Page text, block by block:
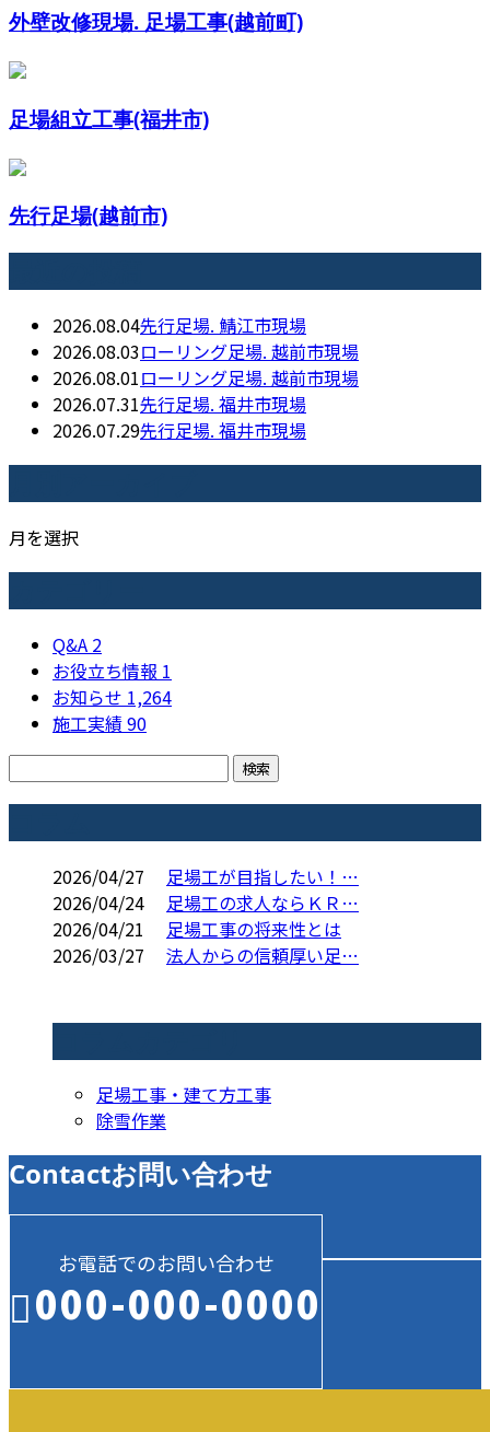
外壁改修現場. 足場工事(越前町)
足場組立工事(福井市)
先行足場(越前市)
2026.08.04先行足場. 鯖江市現場
2026.08.03ローリング足場. 越前市現場
2026.08.01ローリング足場. 越前市現場
2026.07.31先行足場. 福井市現場
2026.07.29先行足場. 福井市現場
月を選択
Q&A 2
お役立ち情報 1
お知らせ 1,264
施工実績90
2026/04/27
足場工が目指したい！…
2026/04/24
足場工の求人ならＫＲ…
2026/04/21
足場工事の将来性とは
2026/03/27
法人からの信頼厚い足…
足場工事・建て方工事
除雪作業
Contactお問い合わせ
お電話でのお問い合わせ
000-000-0000